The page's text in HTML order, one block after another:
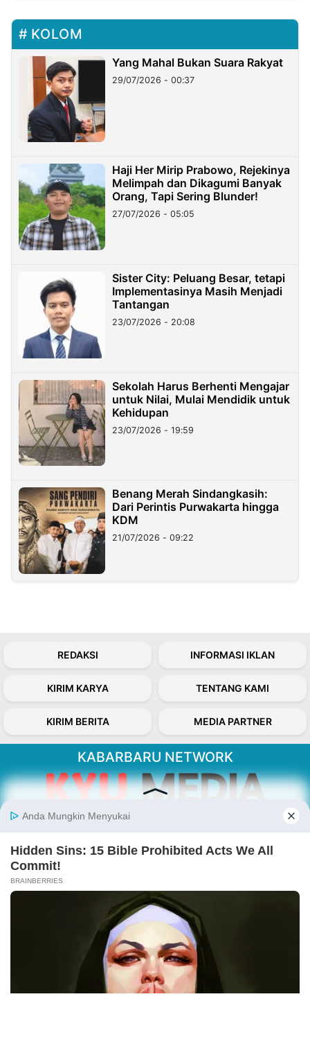
KOLOM
Yang Mahal Bukan Suara Rakyat
29/07/2026 - 00:37
Haji Her Mirip Prabowo, Rejekinya
Melimpah dan Dikagumi Banyak
Orang, Tapi Sering Blunder!
27/07/2026 - 05:05
Sister City: Peluang Besar, tetapi
Implementasinya Masih Menjadi
Tantangan
23/07/2026 - 20:08
Sekolah Harus Berhenti Mengajar
untuk Nilai, Mulai Mendidik untuk
Kehidupan
23/07/2026 - 19:59
Benang Merah Sindangkasih:
Dari Perintis Purwakarta hingga
KDM
21/07/2026 - 09:22
REDAKSI INFORMASI IKLAN
KIRIM KARYA TENTANG KAMI
KIRIM BERITA MEDIA PARTNER
KABARBARU NETWORK
Follow Kabarbaru